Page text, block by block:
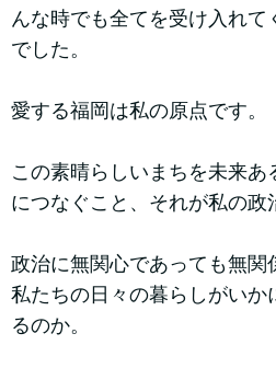
んな時でも全てを受け入れて
でした。
愛する福岡は私の原点です。
この素晴らしいまちを未来あ
につなぐこと、それが私の政
政治に無関心であっても無関
私たちの日々の暮らしがいか
るのか。